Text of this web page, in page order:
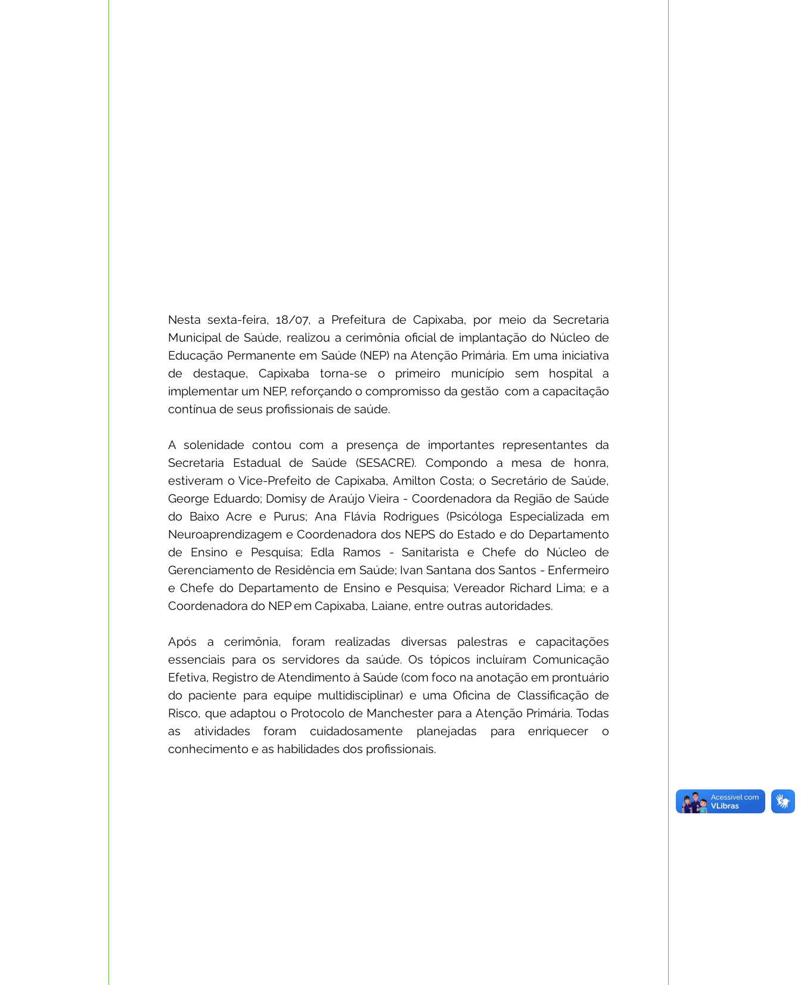
Nesta sexta-feira, 18/07, a Prefeitura de Capixaba, por meio da Secretaria
Municipal de Saúde, realizou a cerimônia oficial de implantação do Núcleo de
Educação Permanente em Saúde (NEP) na Atenção Primária. Em uma iniciativa
de destaque, Capixaba torna-se o primeiro município sem hospital a
implementar um NEP, reforçando o compromisso da gestão  com a capacitação
contínua de seus profissionais de saúde.
A solenidade contou com a presença de importantes representantes da
Secretaria Estadual de Saúde (SESACRE). Compondo a mesa de honra,
estiveram o Vice-Prefeito de Capixaba, Amilton Costa; o Secretário de Saúde,
George Eduardo; Domisy de Araújo Vieira - Coordenadora da Região de Saúde
do Baixo Acre e Purus; Ana Flávia Rodrigues (Psicóloga Especializada em
Neuroaprendizagem e Coordenadora dos NEPS do Estado e do Departamento
de Ensino e Pesquisa; Edla Ramos - Sanitarista e Chefe do Núcleo de
Gerenciamento de Residência em Saúde; Ivan Santana dos Santos - Enfermeiro
e Chefe do Departamento de Ensino e Pesquisa; Vereador Richard Lima; e a
Coordenadora do NEP em Capixaba, Laiane, entre outras autoridades.
Após a cerimônia, foram realizadas diversas palestras e capacitações
essenciais para os servidores da saúde. Os tópicos incluíram Comunicação
Efetiva, Registro de Atendimento à Saúde (com foco na anotação em prontuário
do paciente para equipe multidisciplinar) e uma Oficina de Classificação de
Risco, que adaptou o Protocolo de Manchester para a Atenção Primária. Todas
as atividades foram cuidadosamente planejadas para enriquecer o
conhecimento e as habilidades dos profissionais.